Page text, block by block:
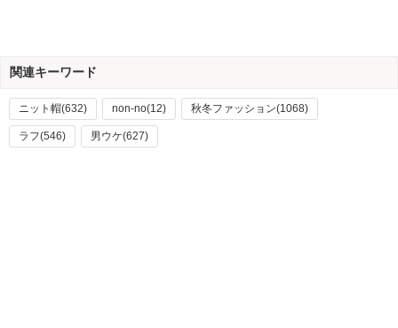
関連キーワード
ニット帽(632) non-no(12) 秋冬ファッション(1068)
ラフ(546) 男ウケ(627)